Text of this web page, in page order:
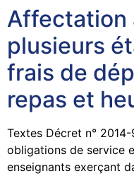
Affectation
plusieurs
frais de
repas et
Textes Décret n°
obligations de service
enseignants exerçant